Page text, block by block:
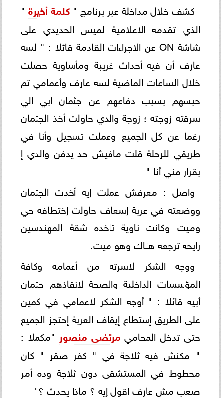
كشف خلال مداخلة عبر برنامج " كلمة أخيرة"
الذي تقدمه الاعلامية لميس الحديدي على
شاشة ON عن الاجراءات القادمة قائلا : " لسه
عارف أن فيه أحداث غريبة ومأساوية حصلت
خلال الساعات الماضية لسه عارف وأعمامي تم
حبسهم بسبب دفاعهم عن جثمان ابي الي
سرقته زوجته ؛ زوجة والدي حاولت أخذ الجثمان
رغما عن كل الجميع وعملت تسجيل وأنا في
طريقي للرحلة قلت مافيش حد يدفن والدي إ
بقرار مني أنا "
واصل : معرفش عملت إيه أخدت الجثمان
ووضعته في عربة إسعاف حاولت إختطافه حي
وميت وكانت ناوية تاخده شقة المهندسين
رايحه ترجعه هناك وهو ميت.
ووجه الشكر لاسرته من أعمامه وكافة
المؤسسات الداخلية والصحة لانقاذهم جثمان
أبيه قائلا : " أوجه الشكر لاعمامي في كمين
على الطريق إستطاع إيقاف العربة إحتجز الجميع
حتى تدخل المحاميمرتضى منصور "مكملا :
" مكنش فيه ثلاجة في " كفر صقر " كان
محطوط في المستشقى دون ثلاجة وده أمر
صعب مش عارف اقول إيه ؟ ماذا يحدث ؟"